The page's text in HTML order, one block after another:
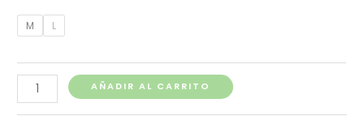
M L
Kong
Squeezz
AÑADIR AL CARRITO